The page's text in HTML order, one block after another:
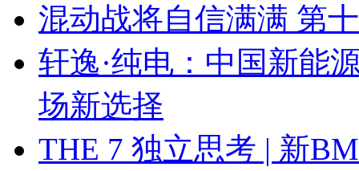
混动战将自信满满 第
轩逸·纯电：中国新能
场新选择
THE 7 独立思考 | 新